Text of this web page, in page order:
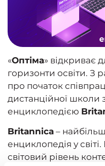
«Оптіма» відкриває
горизонти освіти. З
про початок
дистанційної школи
енциклопедією
Britannica –
енциклопедія у
світовий рівень